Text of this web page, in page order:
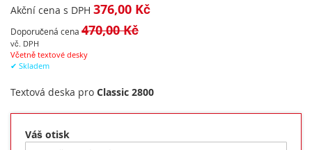
začátek
galerie
s
obrázky
Akční cena s DPH 376,00 Kč
Doporučená cena 470,00 Kč
vč. DPH
Včetně textové desky
✔ Skladem
Textová deska pro Classic 2800
Váš otisk